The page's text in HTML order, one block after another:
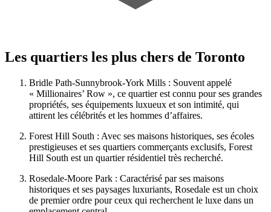
Les quartiers les plus chers de Toronto
Bridle Path-Sunnybrook-York Mills : Souvent appelé
« Millionaires’ Row », ce quartier est connu pour ses grandes
propriétés, ses équipements luxueux et son intimité, qui
attirent les célébrités et les hommes d’affaires.
Forest Hill South : Avec ses maisons historiques, ses écoles
prestigieuses et ses quartiers commerçants exclusifs, Forest
Hill South est un quartier résidentiel très recherché.
Rosedale-Moore Park : Caractérisé par ses maisons
historiques et ses paysages luxuriants, Rosedale est un choix
de premier ordre pour ceux qui recherchent le luxe dans un